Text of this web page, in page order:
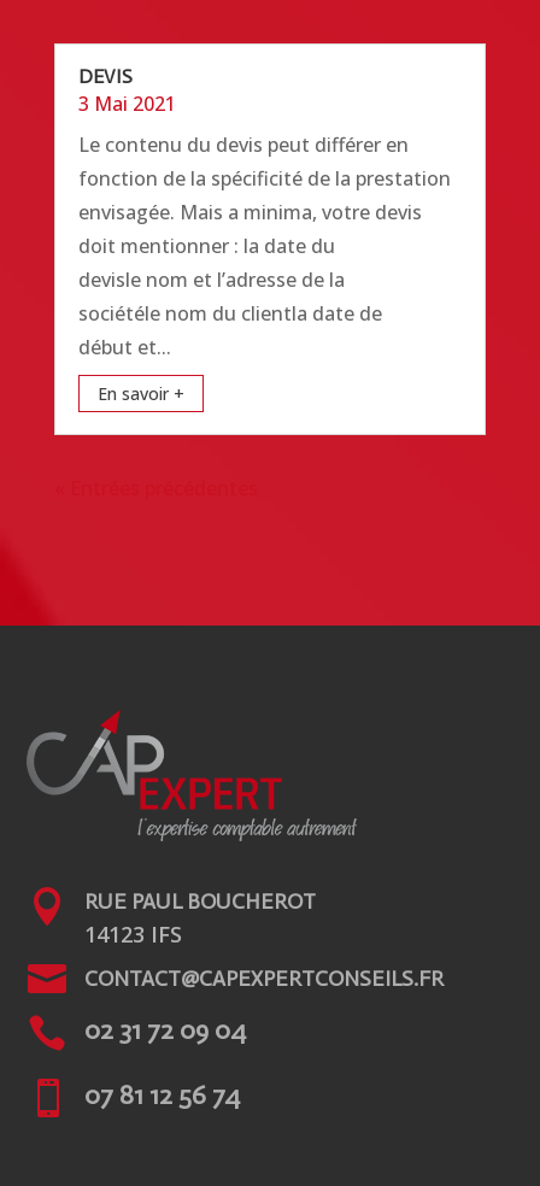
DEVIS
3 Mai 2021
Le contenu du devis peut différer en
fonction de la spécificité de la prestation
envisagée. Mais a minima, votre devis
doit mentionner : la date du
devisle nom et l’adresse de la
sociétéle nom du clientla date de
début et...
En savoir +
 RUE PAUL BOUCHEROT
14123 IFS
 CONTACT@CAPEXPERTCONSEILS.FR
 02 31 72 09 04
 07 81 12 56 74